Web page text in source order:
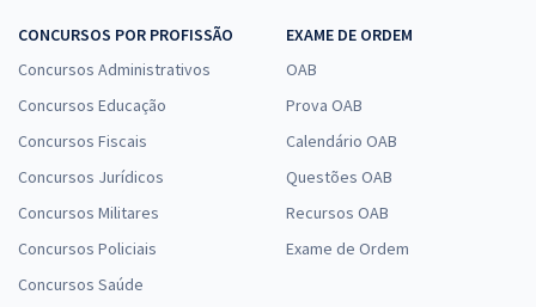
CONCURSOS POR PROFISSÃO
Concursos Administrativos
Concursos Educação
Concursos Fiscais
Concursos Jurídicos
Concursos Militares
Concursos Policiais
Concursos Saúde
EXAME DE ORDEM
OAB
Prova OAB
Calendário OAB
Questões OAB
Recursos OAB
Exame de Ordem